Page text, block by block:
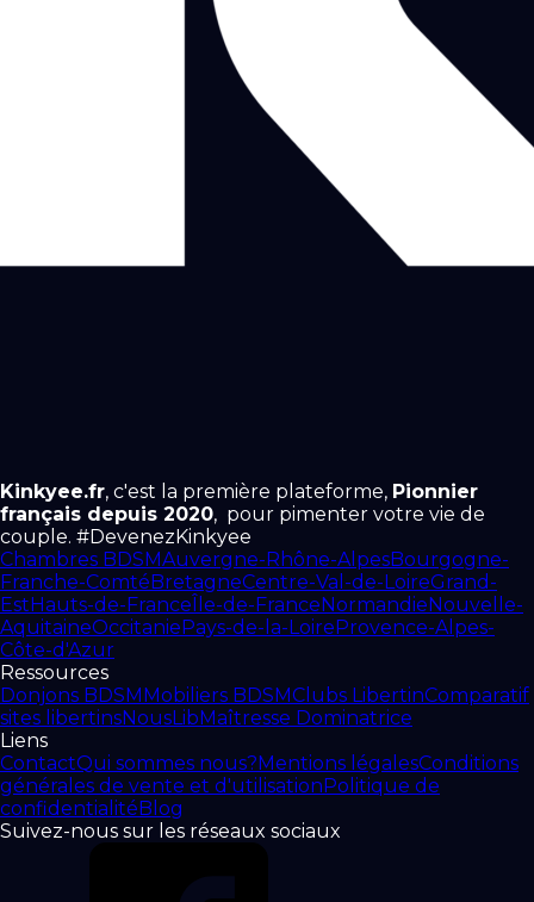
Kinkyee.fr, c'est la première plateforme, Pionnier
français depuis 2020, pour pimenter votre vie de
couple. #DevenezKinkyee
Chambres BDSMAuvergne-Rhône-AlpesBourgogne-
Franche-ComtéBretagneCentre-Val-de-LoireGrand-
EstHauts-de-FranceÎle-de-FranceNormandieNouvelle-
AquitaineOccitaniePays-de-la-LoireProvence-Alpes-
Côte-d'Azur
Ressources
Donjons BDSMMobiliers BDSMClubs LibertinComparatif
sites libertinsNousLibMaîtresse Dominatrice
Liens
ContactQui sommes nous?Mentions légalesConditions
générales de vente et d'utilisationPolitique de
confidentialitéBlog
Suivez-nous sur les réseaux sociaux